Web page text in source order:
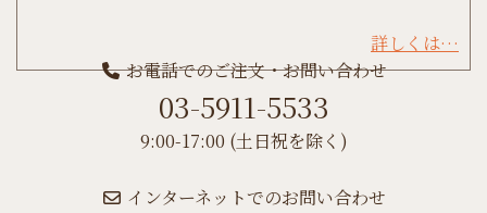
詳しくは…
お電話でのご注文・お問い合わせ
03-5911-5533
9:00-17:00 (土日祝を除く)
インターネットでのお問い合わせ